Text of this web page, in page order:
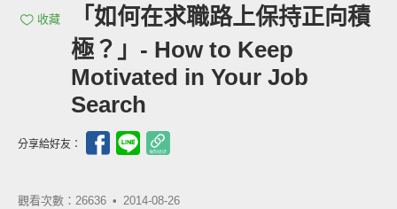
收藏
「如何在求職路上保持正向積
極？」- How to Keep
Motivated in Your Job
Search
分享給好友：
觀看次數：26636 • 2014-08-26